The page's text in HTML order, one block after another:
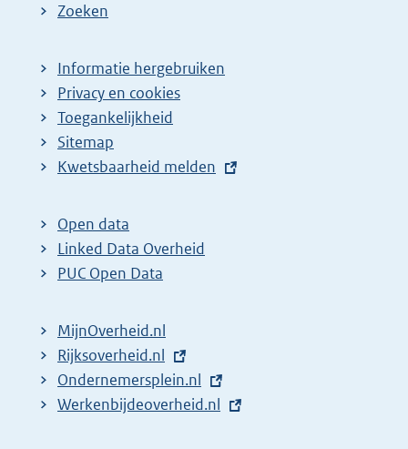
Zoeken
Informatie hergebruiken
Privacy en cookies
Toegankelijkheid
Sitemap
E
t
e
r
l
i
n
k
Kwetsbaarheid melden
Open data
Linked Data Overheid
PUC Open Data
MijnOverheid.nl
E
x
t
Rijksoverheid.nl
E
x
Ondernemersplein.nl
E
Werkenbijdeoverheid.nl